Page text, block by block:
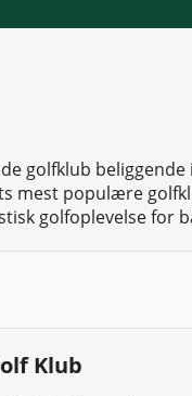
golfklub
mest populære
golfoplevelse for
Klub